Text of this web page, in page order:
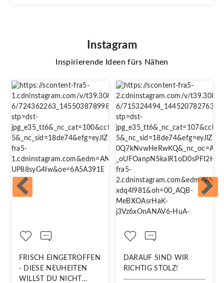
Instagram
Inspirierende Ideen fürs Nähen
FRISCH EINGETROFFEN
- DIESE NEUHEITEN
WILLST DU NICHT
DARAUF SIND WIR
RICHTIG STOLZ!